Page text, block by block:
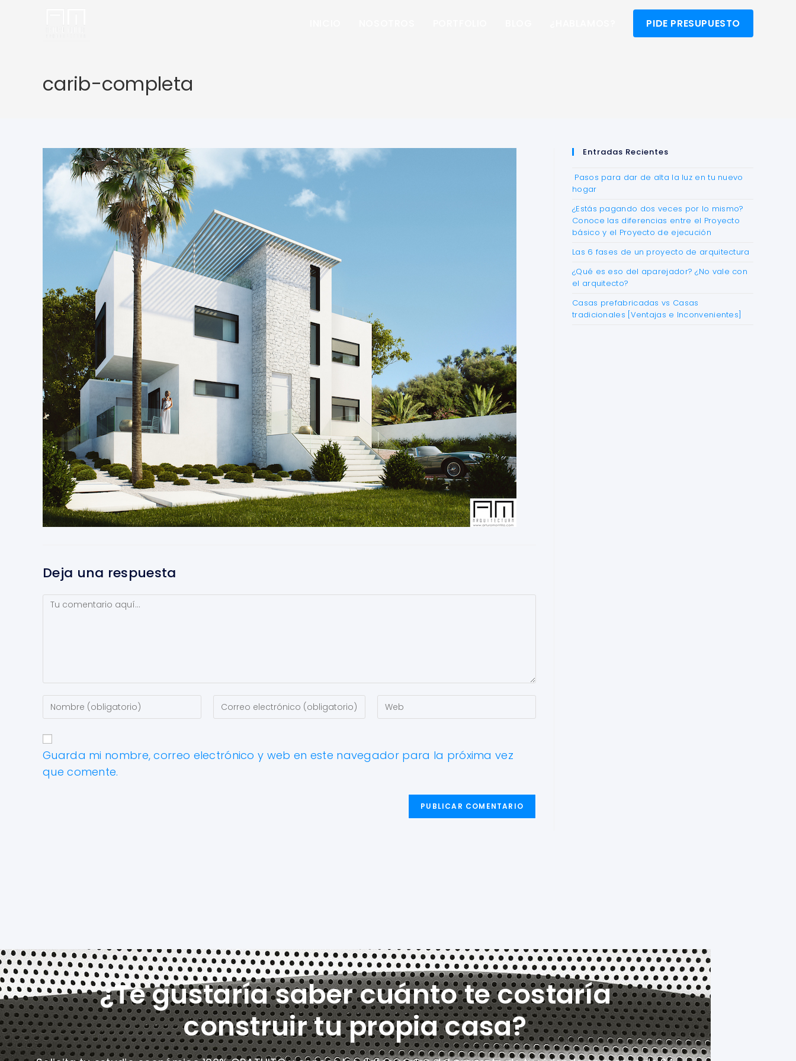
PIDE PRESUPUESTO
carib-completa
Deja una respuesta
Guarda mi nombre, correo electrónico y web en este navegador para la próxima vez
que comente.
Entradas Recientes
Pasos para dar de alta la luz en tu nuevo
hogar
¿Estás pagando dos veces por lo mismo?
Conoce las diferencias entre el Proyecto
básico y el Proyecto de ejecución
Las 6 fases de un proyecto de arquitectura
¿Qué es eso del aparejador? ¿No vale con
el arquitecto?
Casas prefabricadas vs Casas
tradicionales [Ventajas e Inconvenientes]
¿Te gustaría saber cuánto te costaría
construir tu propia casa?